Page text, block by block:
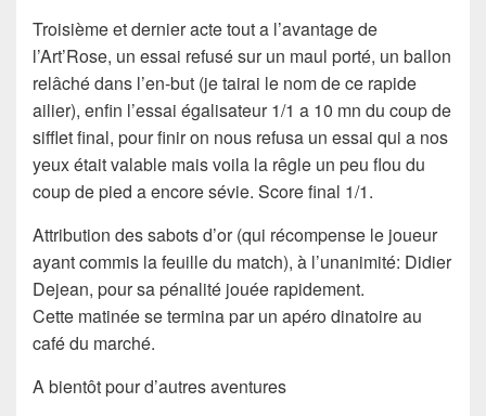
Troisième et dernier acte tout a l’avantage de
l’Art’Rose, un essai refusé sur un maul porté, un ballon
relâché dans l’en-but (je tairai le nom de ce rapide
ailier), enfin l’essai égalisateur 1/1 a 10 mn du coup de
sifflet final, pour finir on nous refusa un essai qui a nos
yeux était valable mais voila la rêgle un peu flou du
coup de pied a encore sévie. Score final 1/1.
Attribution des sabots d’or (qui récompense le joueur
ayant commis la feuille du match), à l’unanimité: Didier
Dejean, pour sa pénalité jouée rapidement.
Cette matinée se termina par un apéro dinatoire au
café du marché.
A bientôt pour d’autres aventures